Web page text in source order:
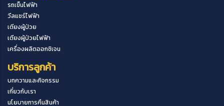
รถเข็นไฟฟ้า
วีลแชร์ไฟฟ้า
เตียงผู้ป่วย
เตียงผู้ป่วยไฟฟ้า
เครื่องผลิตออกซิเจน
บริการลูกค้า
บทความและกิจกรรม
เกี่ยวกับเรา
นโยบายการคืนสินค้า